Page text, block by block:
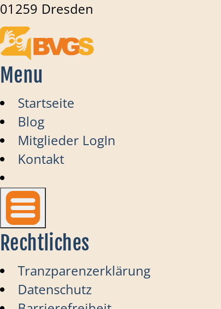
01259 Dresden
Menu
Startseite
Blog
Mitglieder LogIn
Kontakt
Rechtliches
Tranzparenzerklärung
Datenschutz